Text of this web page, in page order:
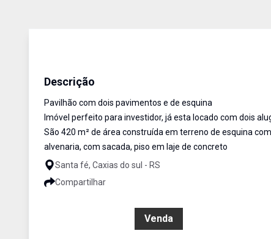
Descrição
Pavilhão com dois pavimentos e de esquina
Imóvel perfeito para investidor, já esta locado com dois
São 420 m² de área construída em terreno de esquina
alvenaria, com sacada, piso em laje de concreto
Santa fé, Caxias do sul - RS
Compartilhar
Venda